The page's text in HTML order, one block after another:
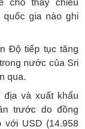
cho thấy chiều
gia nào ghi
Độ tiếp tục tăng
nước của Sri
qua.
địa và xuất khẩu
trước do đồng
với USD (14.958